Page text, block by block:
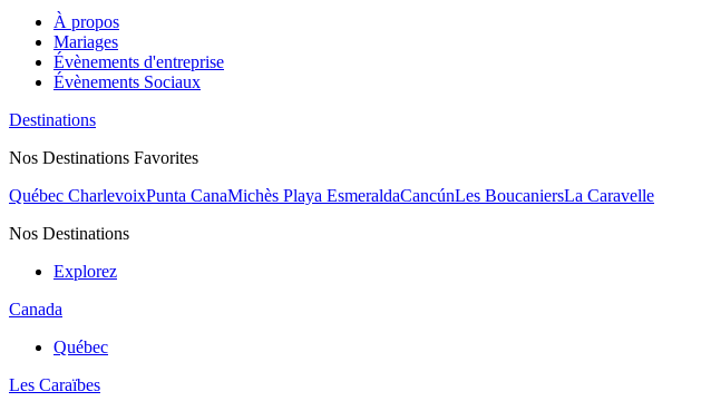
À propos
Mariages
Évènements d'entreprise
Évènements Sociaux
Destinations
Nos Destinations Favorites
Québec CharlevoixPunta CanaMichès Playa EsmeraldaCancúnLes BoucaniersLa Caravelle
Nos Destinations
Explorez
Canada
Québec
Les Caraïbes